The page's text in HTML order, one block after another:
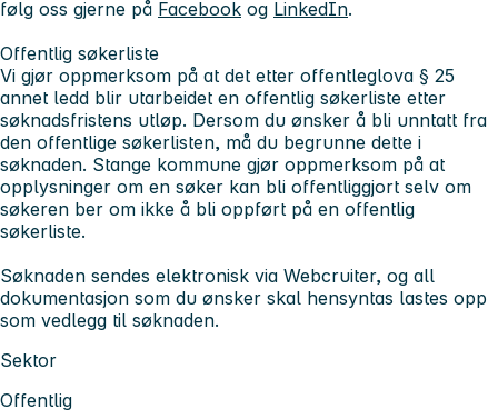
følg oss gjerne på Facebook og LinkedIn.
Offentlig søkerliste
Vi gjør oppmerksom på at det etter offentleglova § 25
annet ledd blir utarbeidet en offentlig søkerliste etter
søknadsfristens utløp. Dersom du ønsker å bli unntatt fra
den offentlige søkerlisten, må du begrunne dette i
søknaden. Stange kommune gjør oppmerksom på at
opplysninger om en søker kan bli offentliggjort selv om
søkeren ber om ikke å bli oppført på en offentlig
søkerliste.
Søknaden sendes elektronisk via Webcruiter, og all
dokumentasjon som du ønsker skal hensyntas lastes opp
som vedlegg til søknaden.
Sektor
Offentlig